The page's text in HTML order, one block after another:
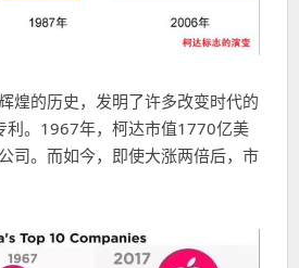
煌的历史，发明了许多改变时代的
利。1967年，柯达市值1770亿美
司。而如今，即使大涨两倍后，市